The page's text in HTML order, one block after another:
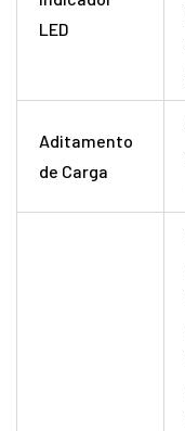
LED
Aditamento
de Carga